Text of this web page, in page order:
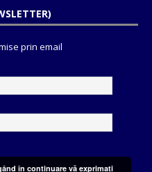
prin email
în continuare vă exprimaţi